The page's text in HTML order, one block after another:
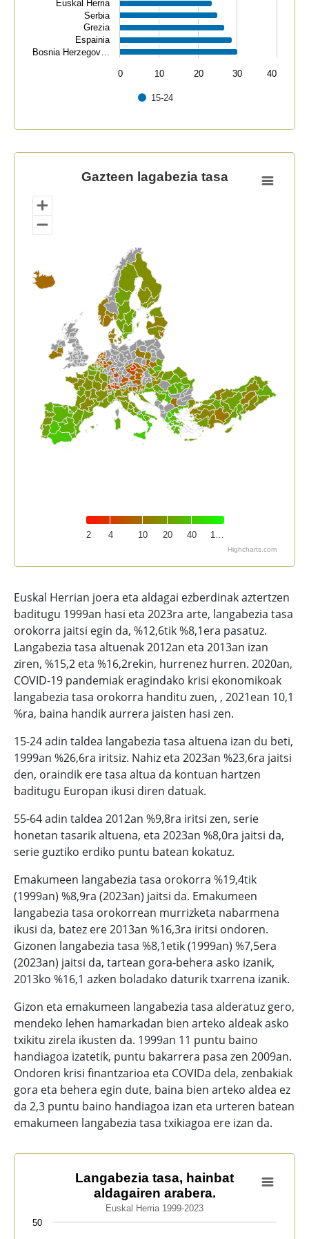
15-24
Euskal Herria
Serbia
Grezia
Espainia
Bosnia Herzegov…
0 10 20 30 40
Gazteen lagabezia tasa
Map of unspecified region with 1 data series.
View as data table, Gazteen lagabezia tasa
Gazteen lagabezia tasa
2 4 10 20 40 1…
Highcharts.com
Euskal Herrian joera eta aldagai ezberdinak aztertzen
baditugu 1999an hasi eta 2023ra arte, langabezia tasa
orokorra jaitsi egin da, %12,6tik %8,1era pasatuz.
Langabezia tasa altuenak 2012an eta 2013an izan
ziren, %15,2 eta %16,2rekin, hurrenez hurren. 2020an,
COVID-19 pandemiak eragindako krisi ekonomikoak
langabezia tasa orokorra handitu zuen, , 2021ean 10,1
%ra, baina handik aurrera jaisten hasi zen.
15-24 adin taldea langabezia tasa altuena izan du beti,
1999an %26,6ra iritsiz. Nahiz eta 2023an %23,6ra jaitsi
den, oraindik ere tasa altua da kontuan hartzen
baditugu Europan ikusi diren datuak.
55-64 adin taldea 2012an %9,8ra iritsi zen, serie
honetan tasarik altuena, eta 2023an %8,0ra jaitsi da,
serie guztiko erdiko puntu batean kokatuz.
Emakumeen langabezia tasa orokorra %19,4tik
(1999an) %8,9ra (2023an) jaitsi da. Emakumeen
langabezia tasa orokorrean murrizketa nabarmena
ikusi da, batez ere 2013an %16,3ra iritsi ondoren.
Gizonen langabezia tasa %8,1etik (1999an) %7,5era
(2023an) jaitsi da, tartean gora-behera asko izanik,
2013ko %16,1 azken boladako daturik txarrena izanik.
Gizon eta emakumeen langabezia tasa alderatuz gero,
mendeko lehen hamarkadan bien arteko aldeak asko
txikitu zirela ikusten da. 1999an 11 puntu baino
handiagoa izatetik, puntu bakarrera pasa zen 2009an.
Ondoren krisi finantzarioa eta COVIDa dela, zenbakiak
gora eta behera egin dute, baina bien arteko aldea ez
da 2,3 puntu baino handiagoa izan eta urteren batean
emakumeen langabezia tasa txikiagoa ere izan da.
Langabezia tasa, hainbat aldagairen arabera.
Line chart with 5 lines.
Euskal Herria 1999-2023
Langabezia tasa, hainbat
aldagairen arabera.
Euskal Herria 1999-2023
50